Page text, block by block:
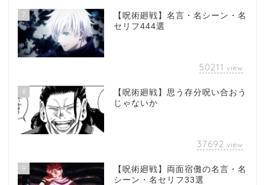
7
【呪術廻戦】名言・名シーン・名
セリフ444選
50211 view
8
【呪術廻戦】思う存分呪い合おう
じゃないか
37692 view
9
【呪術廻戦】両面宿儺の名言・名
シーン・名セリフ33選